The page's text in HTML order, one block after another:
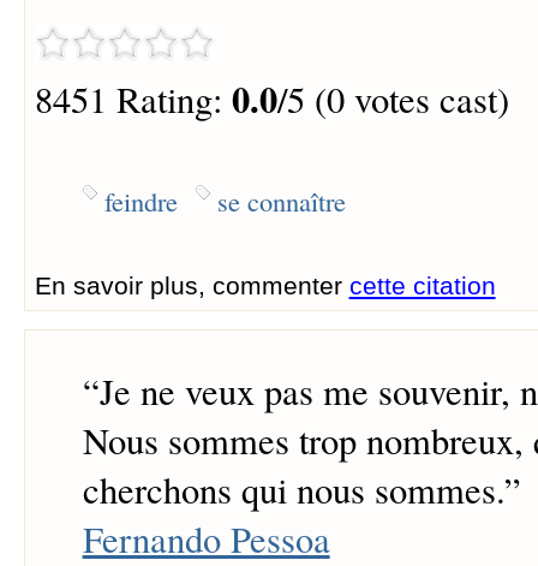
8451 Rating: 0.0/5 (0 votes cast)
feindre se connaître
En savoir plus, commenter cette citation
“Je ne veux pas me souvenir,
Nous sommes trop nombreux,
cherchons qui nous sommes.”
Fernando Pessoa